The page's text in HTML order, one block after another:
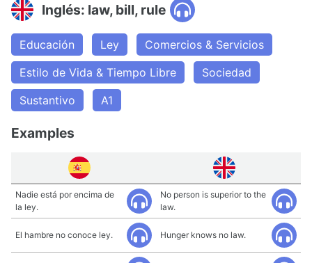
Inglés: law, bill, rule
Educación Ley
Comercios & Servicios
Estilo de Vida & Tiempo Libre
Sociedad
Sustantivo
A1
Examples
Nadie está por encima de
la ley.
No person is superior to the
law.
El hambre no conoce ley. Hunger knows no law.